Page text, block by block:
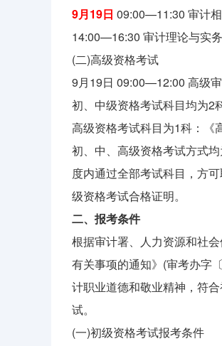
9月19日 09:00—11:30 审计
14:00—16:30 审计理论与实务
(二)高级资格考试
9月19日 09:00—12:00 高级
初、中级资格考试科目均为2
高级资格考试科目为1科：《
初、中、高级资格考试方式
度内通过全部考试科目，方
级资格考试合格证明。
二、报考条件
根据审计署、人力资源和社
有关事项的通知》(审考办字
计职业道德和敬业精神，符
试。
(一)初级资格考试报考条件